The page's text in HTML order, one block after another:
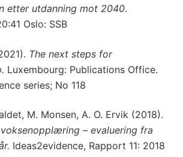
etter utdanning mot 2040.
Oslo: SSB
The next steps for
Luxembourg: Publications Office.
series; No 118
M. Monsen, A. O. Ervik (2018).
– evaluering fra
Ideas2evidence, Rapport 11: 2018